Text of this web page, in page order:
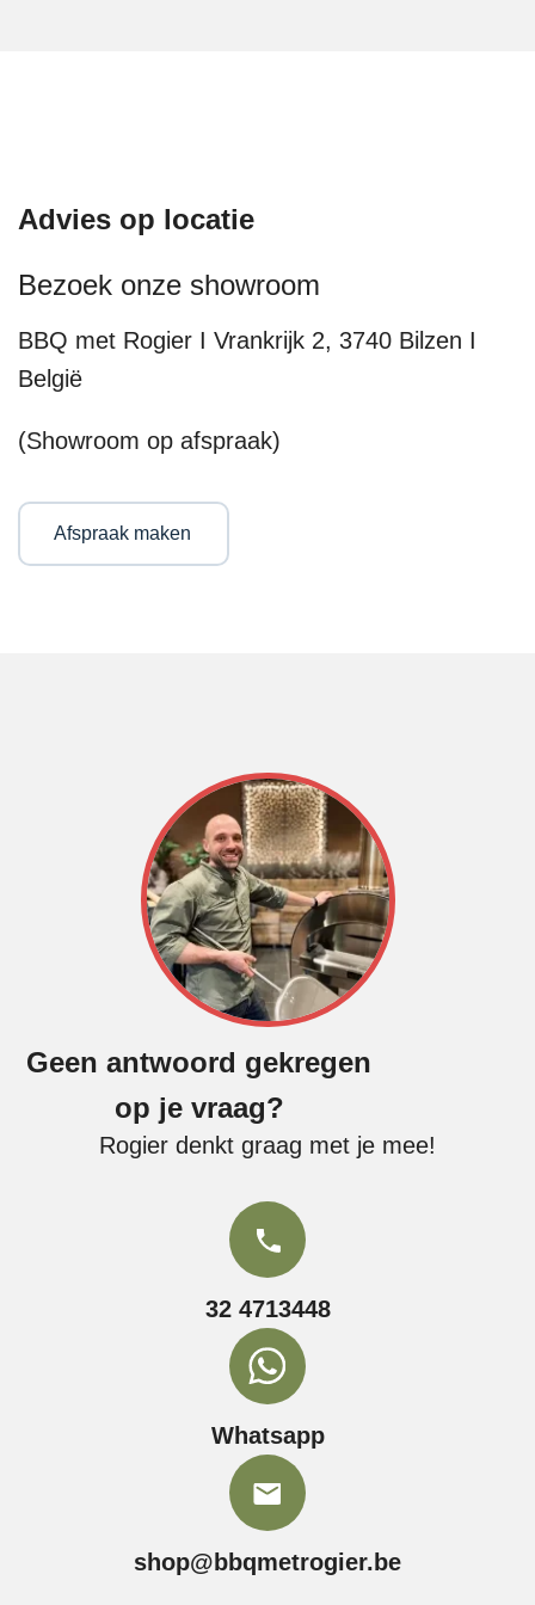
Advies op locatie
Bezoek onze showroom
BBQ met Rogier I Vrankrijk 2, 3740 Bilzen I
België
(Showroom op afspraak)
Afspraak maken
Geen antwoord gekregen
op je vraag?
Rogier denkt graag met je mee!
32 4713448
Whatsapp
shop@bbqmetrogier.be